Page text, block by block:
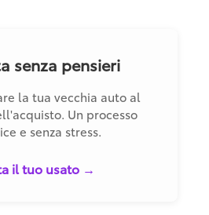
senza pensieri
la tua vecchia auto al
Un processo
e senza stress.
il tuo usato →